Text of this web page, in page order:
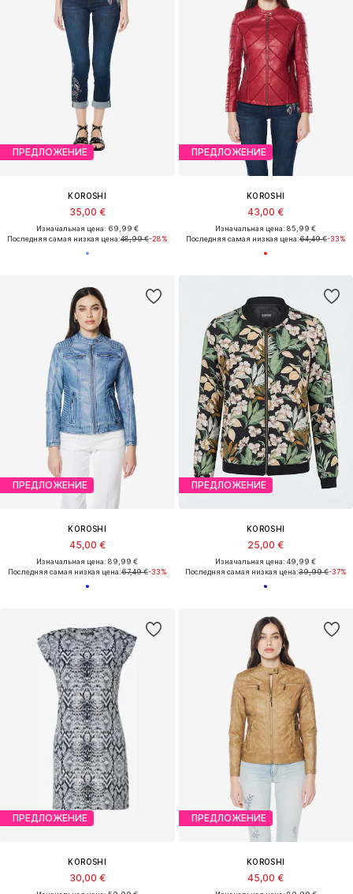
ПРЕДЛОЖЕНИЕ
KOROSHI
35,00 €
Изначальная цена: 69,99 €
Последняя самая низкая цена:48,99 €-28%
ПРЕДЛОЖЕНИЕ
KOROSHI
43,00 €
Изначальная цена: 85,99 €
Последняя самая низкая цена:64,49 €-33%
ПРЕДЛОЖЕНИЕ
KOROSHI
45,00 €
Изначальная цена: 89,99 €
Последняя самая низкая цена:67,49 €-33%
ПРЕДЛОЖЕНИЕ
KOROSHI
25,00 €
Изначальная цена: 49,99 €
Последняя самая низкая цена:39,99 €-37%
ПРЕДЛОЖЕНИЕ
KOROSHI
30,00 €
ПРЕДЛОЖЕНИЕ
KOROSHI
45,00 €